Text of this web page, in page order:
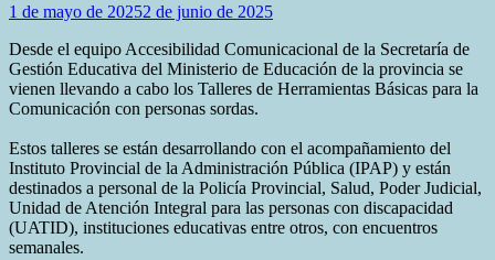
1 de mayo de 20252 de junio de 2025
Desde el equipo Accesibilidad Comunicacional de la Secretaría de
Gestión Educativa del Ministerio de Educación de la provincia se
vienen llevando a cabo los Talleres de Herramientas Básicas para la
Comunicación con personas sordas.
Estos talleres se están desarrollando con el acompañamiento del
Instituto Provincial de la Administración Pública (IPAP) y están
destinados a personal de la Policía Provincial, Salud, Poder Judicial,
Unidad de Atención Integral para las personas con discapacidad
(UATID), instituciones educativas entre otros, con encuentros
semanales.